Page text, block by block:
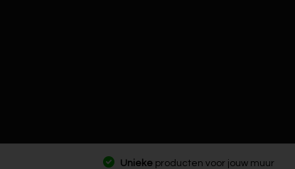
Unieke producten voor jouw muur